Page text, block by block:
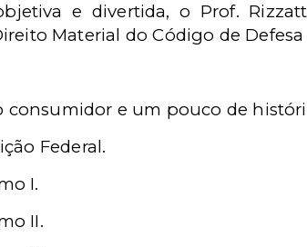
e divertida, o Prof.
Material do Código de
consumidor e um pouco de
Federal.
I.
II.